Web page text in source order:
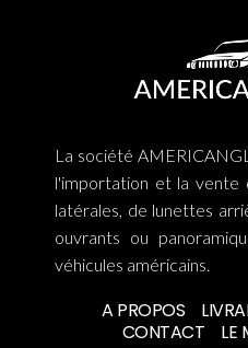
La société
l'importation et la vente
latérales, de lunettes
ouvrants ou
véhicules américains.
A PROPOS
CONTACT
LE